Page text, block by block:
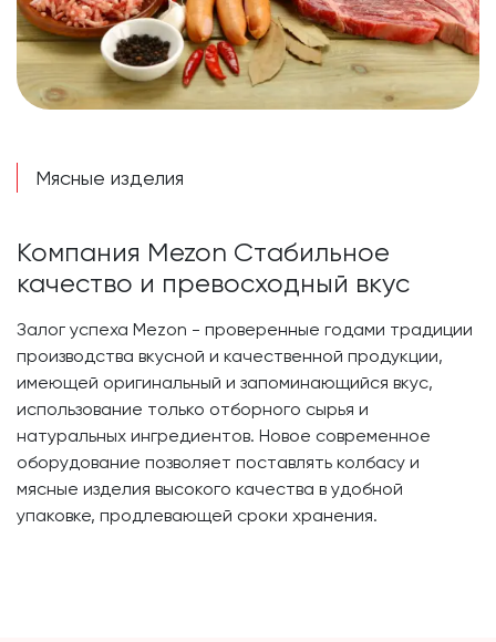
Мясные изделия
Компания Mezon Стабильное
качество и превосходный вкус
Залог успеха Mezon - проверенные годами традиции
производства вкусной и качественной продукции,
имеющей оригинальный и запоминающийся вкус,
использование только отборного сырья и
натуральных ингредиентов. Новое современное
оборудование позволяет поставлять колбасу и
мясные изделия высокого качества в удобной
упаковке, продлевающей сроки хранения.